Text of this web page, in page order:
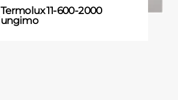
11-600-2000